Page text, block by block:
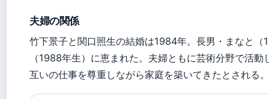
夫婦の関係
竹下景子と関口照生の結婚は1984年。長男・まなと（
（1988年生）に恵まれた。夫婦ともに芸術分野で活動
互いの仕事を尊重しながら家庭を築いてきたとされる。